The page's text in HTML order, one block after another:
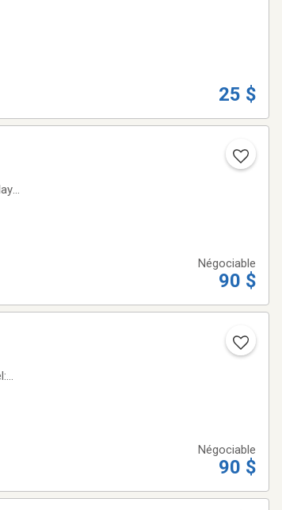
25 $
Négociable
90 $
Négociable
90 $